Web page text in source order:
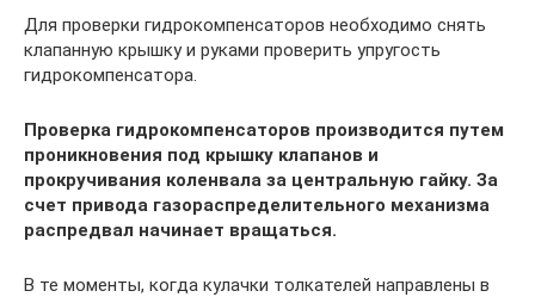
Для проверки гидрокомпенсаторов необходимо снять
клапанную крышку и руками проверить упругость
гидрокомпенсатора.
Проверка гидрокомпенсаторов производится путем
проникновения под крышку клапанов и
прокручивания коленвала за центральную гайку. За
счет привода газораспределительного механизма
распредвал начинает вращаться.
В те моменты, когда кулачки толкателей направлены в